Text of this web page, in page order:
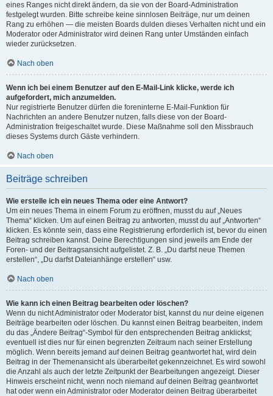
eines Ranges nicht direkt ändern, da sie von der Board-Administration
festgelegt wurden. Bitte schreibe keine sinnlosen Beiträge, nur um deinen
Rang zu erhöhen — die meisten Boards dulden dieses Verhalten nicht und ein
Moderator oder Administrator wird deinen Rang unter Umständen einfach
wieder zurücksetzen.
Nach oben
Wenn ich bei einem Benutzer auf den E-Mail-Link klicke, werde ich
aufgefordert, mich anzumelden.
Nur registrierte Benutzer dürfen die foreninterne E-Mail-Funktion für
Nachrichten an andere Benutzer nutzen, falls diese von der Board-
Administration freigeschaltet wurde. Diese Maßnahme soll den Missbrauch
dieses Systems durch Gäste verhindern.
Nach oben
Beiträge schreiben
Wie erstelle ich ein neues Thema oder eine Antwort?
Um ein neues Thema in einem Forum zu eröffnen, musst du auf „Neues
Thema“ klicken. Um auf einen Beitrag zu antworten, musst du auf „Antworten“
klicken. Es könnte sein, dass eine Registrierung erforderlich ist, bevor du einen
Beitrag schreiben kannst. Deine Berechtigungen sind jeweils am Ende der
Foren- und der Beitragsansicht aufgelistet. Z. B. „Du darfst neue Themen
erstellen“, „Du darfst Dateianhänge erstellen“ usw.
Nach oben
Wie kann ich einen Beitrag bearbeiten oder löschen?
Wenn du nicht Administrator oder Moderator bist, kannst du nur deine eigenen
Beiträge bearbeiten oder löschen. Du kannst einen Beitrag bearbeiten, indem
du das „Ändere Beitrag“-Symbol für den entsprechenden Beitrag anklickst;
eventuell ist dies nur für einen begrenzten Zeitraum nach seiner Erstellung
möglich. Wenn bereits jemand auf deinen Beitrag geantwortet hat, wird dein
Beitrag in der Themenansicht als überarbeitet gekennzeichnet. Es wird sowohl
die Anzahl als auch der letzte Zeitpunkt der Bearbeitungen angezeigt. Dieser
Hinweis erscheint nicht, wenn noch niemand auf deinen Beitrag geantwortet
hat oder wenn ein Administrator oder Moderator deinen Beitrag überarbeitet